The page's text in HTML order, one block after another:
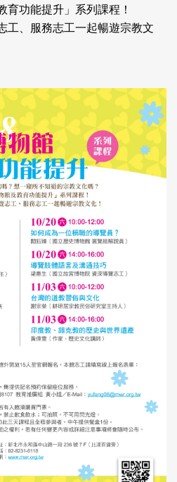
育功能提升」系列課程！
工、服務志工一起暢遊宗教文